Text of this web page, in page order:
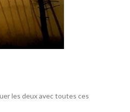
les deux avec toutes ces